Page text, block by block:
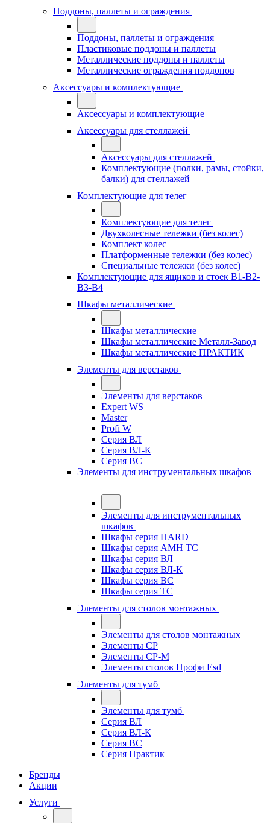
Поддоны, паллеты и ограждения
Поддоны, паллеты и ограждения
Пластиковые поддоны и паллеты
Металлические поддоны и паллеты
Металлические ограждения поддонов
Аксессуары и комплектующие
Аксессуары и комплектующие
Аксессуары для стеллажей
Аксессуары для стеллажей
Комплектующие (полки, рамы, стойки,
балки) для стеллажей
Комплектующие для телег
Комплектующие для телег
Двухколесные тележки (без колес)
Комплект колес
Платформенные тележки (без колес)
Специальные тележки (без колес)
Комплектующие для ящиков и стоек В1-В2-
В3-В4
Шкафы металлические
Шкафы металлические
Шкафы металлические Металл-Завод
Шкафы металлические ПРАКТИК
Элементы для верстаков
Элементы для верстаков
Expert WS
Master
Profi W
Серия ВЛ
Серия ВЛ-К
Серия ВС
Элементы для инструментальных шкафов
Элементы для инструментальных
шкафов
Шкафы серия HARD
Шкафы серия АМН ТС
Шкафы серия ВЛ
Шкафы серия ВЛ-К
Шкафы серия ВС
Шкафы серия ТС
Элементы для столов монтажных
Элементы для столов монтажных
Элементы СР
Элементы СР-М
Элементы столов Профи Esd
Элементы для тумб
Элементы для тумб
Серия ВЛ
Серия ВЛ-К
Серия ВС
Серия Практик
Бренды
Акции
Услуги